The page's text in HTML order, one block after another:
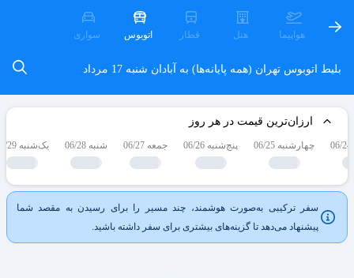
هواپیما هتل قطار اتوبوس سواری
بلیط اتوبوس تهران (همه پایانه‌ها) به آبادان شنبه 17 مرداد
ارزان‌ترین قیمت در هر روز
چهارشنبه 06/25 پنج‌شنبه 06/26 جمعه 06/27 شنبه 06/28 یک‌شنبه 06/29
سفر ترکیبی به‌صورت هوشمند، چند مسیر را برای رسیدن به مقصد شما
پیشنهاد می‌دهد تا گزینه‌های بیشتری برای سفر داشته باشید.